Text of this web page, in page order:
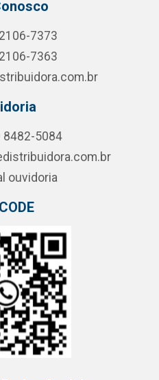
7373
7363
8482-5084
ouvidoria